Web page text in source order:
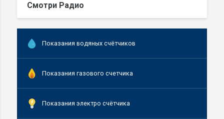
Смотри Радио
Показания водяных счётчиков
Показания газового счетчика
Показания электро счётчика